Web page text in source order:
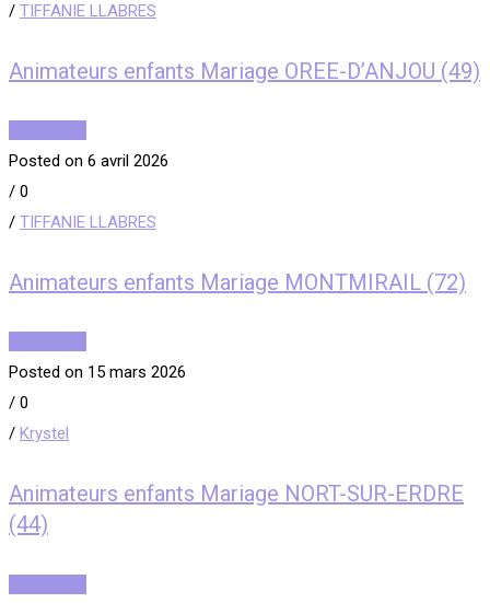
/ TIFFANIE LLABRES
Animateurs enfants Mariage OREE-D’ANJOU (49)
Posted on 6 avril 2026
/ 0
/ TIFFANIE LLABRES
Animateurs enfants Mariage MONTMIRAIL (72)
Posted on 15 mars 2026
/ 0
/ Krystel
Animateurs enfants Mariage NORT-SUR-ERDRE
(44)